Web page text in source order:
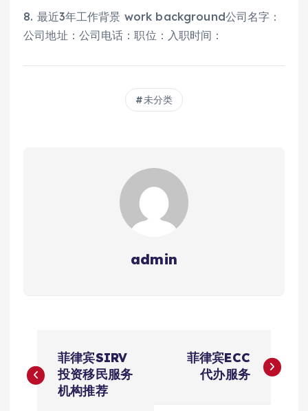
8. 最近3年工作背景 work background公司名字：
公司地址：公司电话：职位：入职时间：
未分类
admin
章
菲律宾SIRV
投资移民服务
机构推荐
菲律宾ECC
代办服务